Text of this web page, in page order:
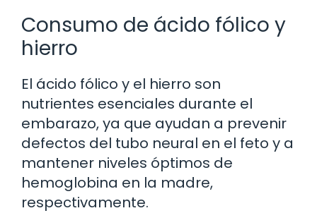
Consumo de ácido fólico y
hierro
El ácido fólico y el hierro son
nutrientes esenciales durante el
embarazo, ya que ayudan a prevenir
defectos del tubo neural en el feto y a
mantener niveles óptimos de
hemoglobina en la madre,
respectivamente.